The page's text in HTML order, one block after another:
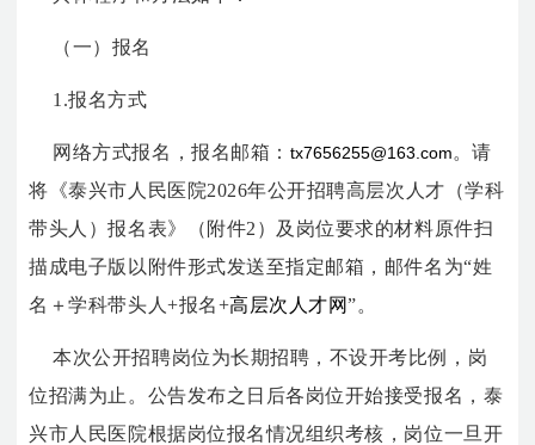
（一）报名
1.报名方式
网络方式报名，报名邮箱： tx7656255@163.com。请
将《泰兴市人民医院2026年公开招聘高层次人才（学科
带头人）报名表》（附件2）及岗位要求的材料原件扫
描成电子版以附件形式发送至指定邮箱，邮件名为“姓
名＋学科带头人+报名+高层次人才网”。
本次公开招聘岗位为长期招聘，不设开考比例，岗
位招满为止。公告发布之日后各岗位开始接受报名，泰
兴市人民医院根据岗位报名情况组织考核，岗位一旦开